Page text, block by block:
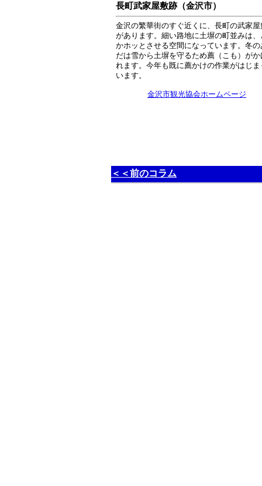
長町武家屋敷跡（金沢市）
金沢の繁華街のすぐ近くに、長町の武家屋
があります。細い路地に土塀の町並みは、
かホッとさせる空間になっています。冬の
だは雪から土塀を守るため薦（こも）がか
れます。今年も既に薦かけの作業がはじま
います。
金沢市観光協会ホームページ
＜＜前のコラム